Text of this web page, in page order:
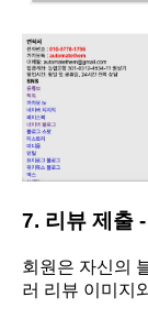
7. 리뷰 제출 -
회원은 자신의
러 리뷰 이미지